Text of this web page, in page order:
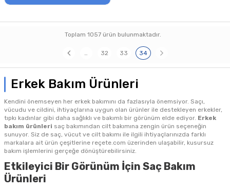
Toplam 1057 ürün bulunmaktadır.
… 32 33 34
Erkek Bakım Ürünleri
Kendini önemseyen her erkek bakımını da fazlasıyla önemsiyor. Saçı,
vücudu ve cildini, ihtiyaçlarına uygun olan ürünler ile destekleyen erkekler,
tıpkı kadınlar gibi daha sağlıklı ve bakımlı bir görünüm elde ediyor. Erkek
bakım ürünleri saç bakımından cilt bakımına zengin ürün seçeneğin
sunuyor. Siz de saç, vücut ve cilt bakımı ile ilgili ihtiyaçlarınızda farklı
markalara ait ürün çeşitlerine reçete.com üzerinden ulaşabilir, kusursuz
bakım işlemlerini gerçeğe dönüştürebilirsiniz.
Etkileyici Bir Görünüm İçin Saç Bakım
Ürünleri